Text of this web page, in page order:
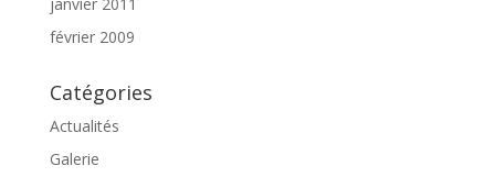
février 2009
Catégories
Actualités
Galerie